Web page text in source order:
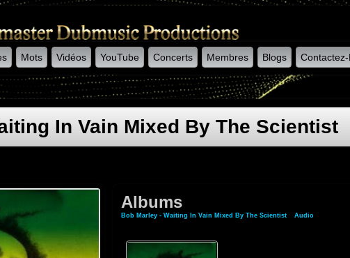
Mots Vidéos YouTube Concerts Membres Blogs
In Vain Mixed By The Scientist
Albums
Bob Marley - Waiting In Vain Mixed By The Scientist Audio» Albums